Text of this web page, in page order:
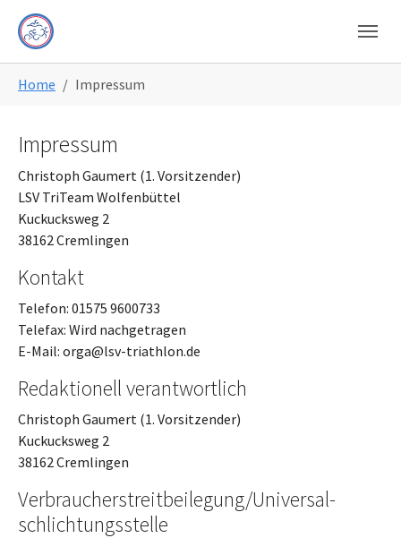
Skip to main navigation
Skip to main content
Skip to page footer
Home Impressum
Impressum
Christoph Gaumert (1. Vorsitzender)
LSV TriTeam Wolfenbüttel
Kuckucksweg 2
38162 Cremlingen
Kontakt
Telefon: 01575 9600733
Telefax: Wird nachgetragen
E-Mail: orga@lsv-triathlon.de
Redaktionell verantwortlich
Christoph Gaumert (1. Vorsitzender)
Kuckucksweg 2
38162 Cremlingen
Verbraucher­streit­beilegung/Universal­
schlichtungs­stelle